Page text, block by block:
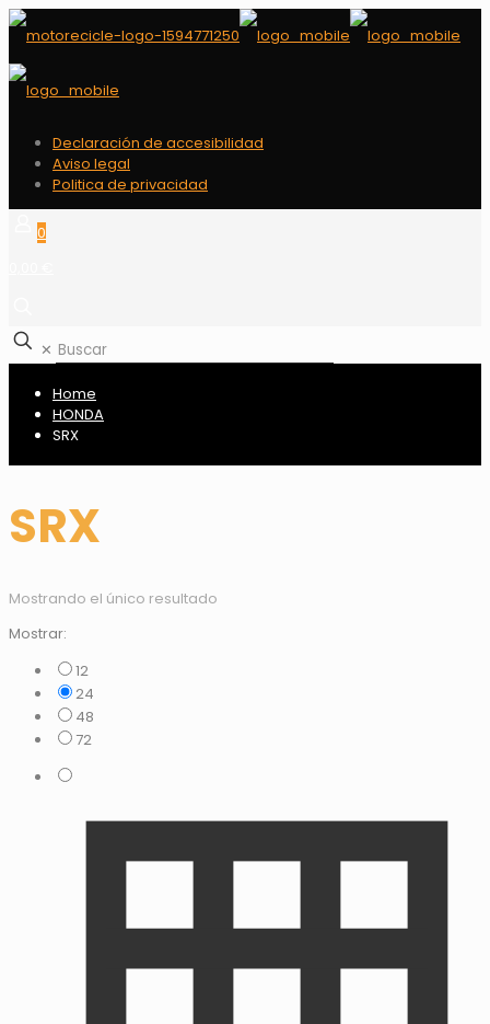
Declaración de accesibilidad
Aviso legal
Politica de privacidad
0
✕
Home
HONDA
SRX
SRX
Mostrando el único resultado
Mostrar:
12
24
48
72